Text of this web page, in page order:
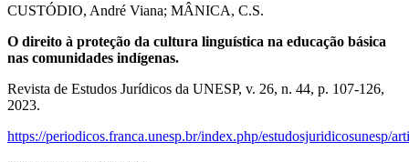
CUSTÓDIO, André Viana; MÂNICA, C.S.
O direito à proteção da cultura linguística na educação básica
nas comunidades indígenas.
Revista de Estudos Jurídicos da UNESP, v. 26, n. 44, p. 107-126,
2023.
https://periodicos.franca.unesp.br/index.php/estudosjuridicosunesp/